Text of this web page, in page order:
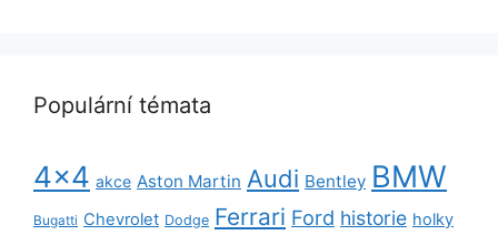
Populární témata
4x4 akce Aston Martin Audi Bentley BMW
Bugatti Chevrolet Dodge Ferrari Ford historie holky